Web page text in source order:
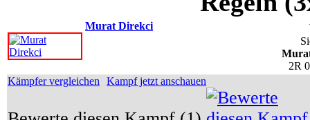
Murat Direkci
2R
Kämpfer vergleichen
Kampf jetzt anschauen